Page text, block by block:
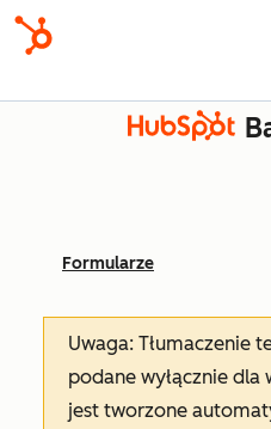
Formularze
Uwaga: Tłumaczenie
podane wyłącznie dla
jest tworzone